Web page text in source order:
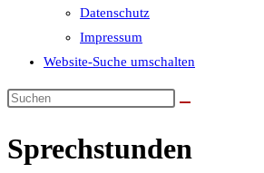
Datenschutz
Impressum
Website-Suche umschalten
Sprechstunden